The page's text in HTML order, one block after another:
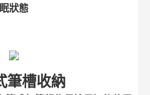
眠狀態
筆槽收納